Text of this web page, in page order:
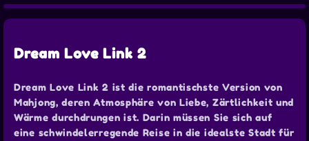
Dream Love Link 2
Dream Love Link 2 ist die romantischste Version von
Mahjong, deren Atmosphäre von Liebe, Zärtlichkeit und
Wärme durchdrungen ist. Darin müssen Sie sich auf
eine schwindelerregende Reise in die idealste Stadt für